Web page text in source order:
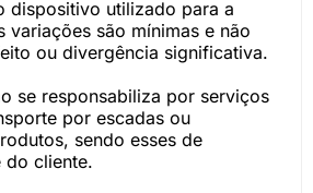
dispositivo utilizado para a
variações são mínimas e não
ou divergência significativa.
se responsabiliza por serviços
por escadas ou
sendo esses de
do cliente.